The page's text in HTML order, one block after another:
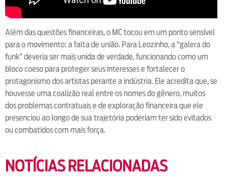
Além das questões financeiras, o MC tocou em um ponto sensível
para o movimento: a falta de união. Para Leozinho, a “galera do
funk” deveria ser mais unida de verdade, funcionando como um
bloco coeso para proteger seus interesses e fortalecer o
protagonismo dos artistas perante a indústria. Ele acredita que, se
houvesse uma coalizão real entre os nomes do gênero, muitos
dos problemas contratuais e de exploração financeira que ele
presenciou ao longo de sua trajetória poderiam ter sido evitados
ou combatidos com mais força.
NOTÍCIAS RELACIONADAS